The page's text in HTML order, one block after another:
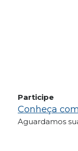
Participe
Conheça
Aguardamos